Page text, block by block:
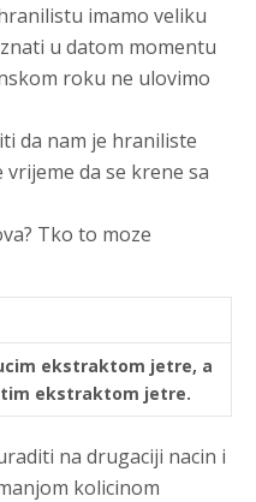
imamo veliku
u datom momentu
roku ne ulovimo
da nam je hraniliste
da se krene sa
Tko to moze
ekstraktom jetre, a
ekstraktom jetre.
na drugaciji nacin i
kolicinom